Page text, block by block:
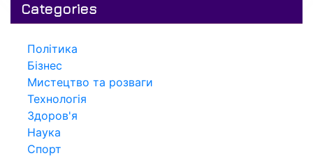
Categories
Політика
Бізнес
Мистецтво та розваги
Технологія
Здоров'я
Наука
Спорт